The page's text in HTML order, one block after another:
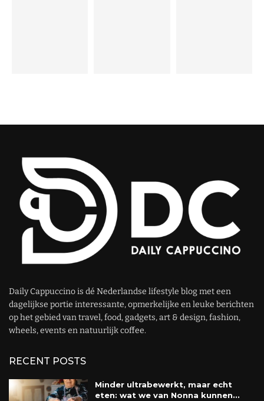
Daily Cappuccino is dé Nederlandse lifestyle blog met een
dagelijkse portie interessante, opmerkelijke en leuke berichten
op het gebied van travel, food, gadgets, art & design, fashion,
wheels, events en natuurlijk coffee.
RECENT POSTS
Minder ultrabewerkt, maar echt
eten: wat we van Nonna kunnen...